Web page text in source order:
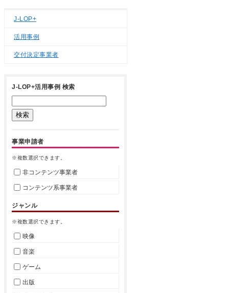
J-LOP+
活用事例
交付決定事業者
J-LOP+活用事例 検索
事業申請者
※複数選択できます。
非コンテンツ事業者
コンテンツ系事業者
ジャンル
※複数選択できます。
映像
音楽
ゲーム
出版